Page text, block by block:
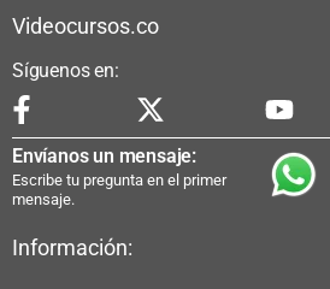
Videocursos.co
Síguenos en:
Envíanos un mensaje:
Escribe tu pregunta en el primer
mensaje.
Información: